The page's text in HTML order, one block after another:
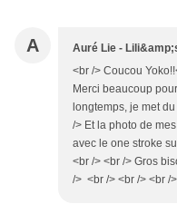
A Auré Lie -
<br /> Coucou
Merci beaucoup
longtemps, je met
/> Et la photo de
avec le one stroke
<br /> <br /> Gros
/> <br /> <br /> <br /